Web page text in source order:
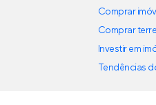
Comprar
Comprar
Investir em
Tendências